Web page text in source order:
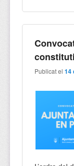
Publicat el14